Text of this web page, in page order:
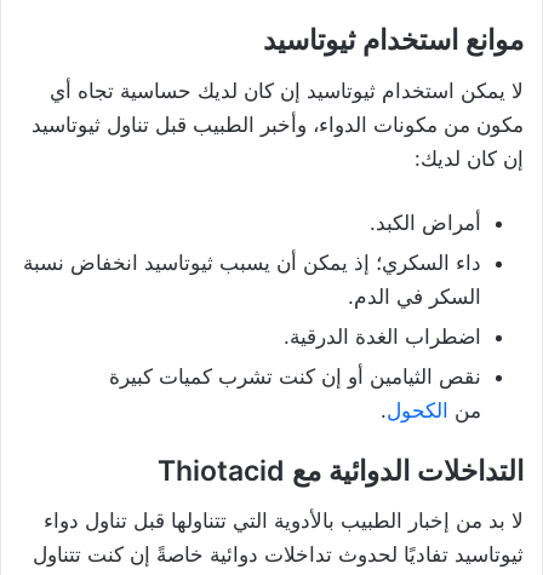
موانع استخدام ثيوتاسيد
لا يمكن استخدام ثيوتاسيد إن كان لديك حساسية تجاه أي
مكون من مكونات الدواء، وأخبر الطبيب قبل تناول ثيوتاسيد
إن كان لديك:
أمراض الكبد.
داء السكري؛ إذ يمكن أن يسبب ثيوتاسيد انخفاض نسبة
السكر في الدم.
اضطراب الغدة الدرقية.
نقص الثيامين أو إن كنت تشرب كميات كبيرة
من الكحول.
التداخلات الدوائية مع Thiotacid
لا بد من إخبار الطبيب بالأدوية التي تتناولها قبل تناول دواء
ثيوتاسيد تفاديًا لحدوث تداخلات دوائية خاصةً إن كنت تتناول